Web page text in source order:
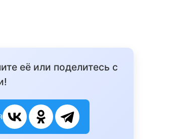
её или поделитесь с